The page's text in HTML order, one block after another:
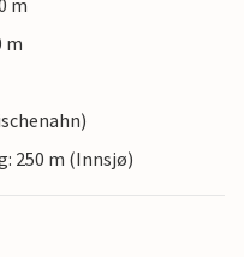
m
m
250 m (Innsjø)